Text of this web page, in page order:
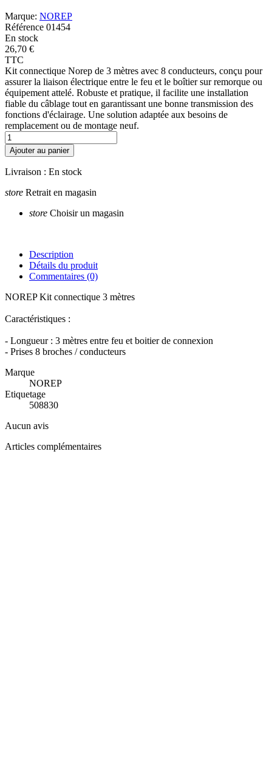
Marque: NOREP
Référence 01454
En stock
26,70 €
TTC
Kit connectique Norep de 3 mètres avec 8 conducteurs, conçu pour
assurer la liaison électrique entre le feu et le boîtier sur remorque ou
équipement attelé. Robuste et pratique, il facilite une installation
fiable du câblage tout en garantissant une bonne transmission des
fonctions d'éclairage. Une solution adaptée aux besoins de
remplacement ou de montage neuf.
Ajouter au panier
Livraison : En stock
store Retrait en magasin
store Choisir un magasin
Description
Détails du produit
Commentaires (0)
NOREP Kit connectique 3 mètres
Caractéristiques :
- Longueur : 3 mètres entre feu et boitier de connexion
- Prises 8 broches / conducteurs
Marque
NOREP
Etiquetage
508830
Aucun avis
Articles complémentaires